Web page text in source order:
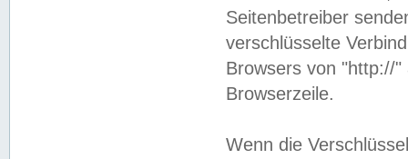
Seitenbetreiber
verschlüsselte
Browsers von "http://
Browserzeile.
Wenn die